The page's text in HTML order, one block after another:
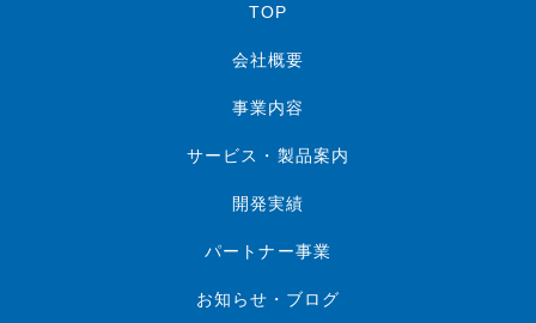
TOP
会社概要
事業内容
サービス・製品案内
開発実績
パートナー事業
お知らせ・ブログ